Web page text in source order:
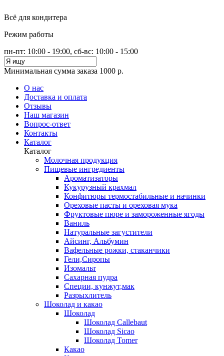
Всё для кондитера
Режим работы
пн-пт: 10:00 - 19:00, сб-вс: 10:00 - 15:00
Минимальная сумма заказа 1000 р.
О нас
Доставка и оплата
Отзывы
Наш магазин
Вопрос-ответ
Контакты
Каталог
Каталог
Молочная продукция
Пищевые ингредиенты
Ароматизаторы
Кукурузный крахмал
Конфитюры термостабильные и начинки
Ореховые пасты и ореховая мука
Фруктовые пюре и замороженные ягоды
Ваниль
Натуральные загустители
Айсинг, Альбумин
Вафельные рожки, стаканчики
Гели,Сиропы
Изомальт
Сахарная пудра
Специи, кунжут,мак
Разрыхлитель
Шоколад и какао
Шоколад
Шоколад Callebaut
Шоколад Sicao
Шоколад Tomer
Какао